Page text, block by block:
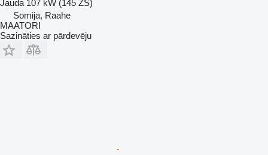
Jauda 107 kW (145 ZS)
Somija, Raahe
MAATORI
Sazināties ar pārdevēju